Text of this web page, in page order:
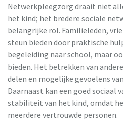
Netwerkpleegzorg draait niet
het kind; het bredere sociale
belangrijke rol. Familieleden,
steun bieden door praktische
begeleiding naar school, maar
bieden. Het betrekken van
delen en mogelijke gevoelens
Daarnaast kan een goed sociaal
stabiliteit van het kind, omdat
meerdere vertrouwde personen.